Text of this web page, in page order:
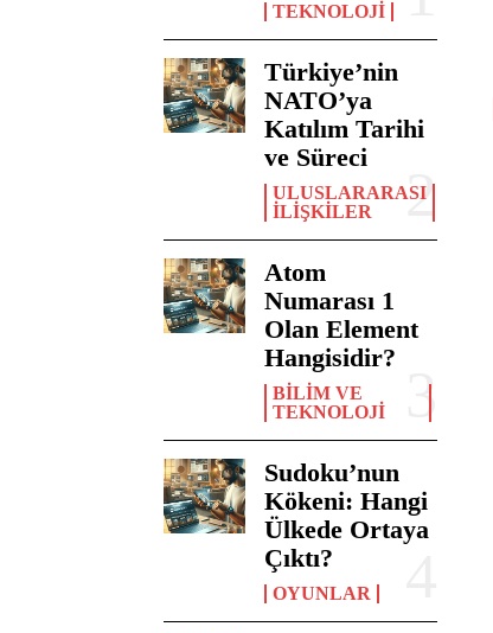
TEKNOLOJI
Türkiye’nin
NATO’ya
Katılım Tarihi
ve Süreci
ULUSLARARASI
İLIŞKILER
Atom
Numarası 1
Olan Element
Hangisidir?
BILIM VE
TEKNOLOJI
Sudoku’nun
Kökeni: Hangi
Ülkede Ortaya
Çıktı?
OYUNLAR